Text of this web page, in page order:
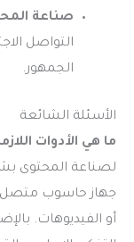
صناعة
التواصل
الجمهور.
الأسئلة الشائعة
ما هي الأدوات
لصناعة المحتوى
جهاز حاسوب متصل
أو الفيديوهات.